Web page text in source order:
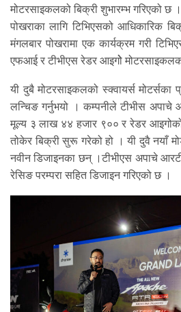
मोटरसाइकलको बिक्री शुभारम्भ गरिएको छ ।
पोखराका लागि टिभिएसको आधिकारिक
मंगलबार पोखरामा एक कार्यक्रम गरी
एफआई र टीभीएस रेडर आइगोे
यी दुबै मोटरसाइकलको स्क्वायर्स मोटर्सका
लन्चिङ गर्नुभयो । कम्पनीले टीभीस
मूल्य ३ लाख ४४ हजार ९०० र रेडर
तोकेर बिक्री सुरू गरेको हो । यी दुवै नयाँ
नवीन डिजाइनका छन् ।टीभीएस अपाचे
रेसिङ परम्परा सहित डिजाइन गरिएको छ ।